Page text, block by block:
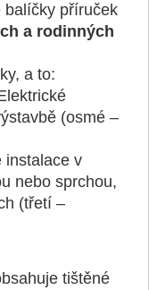
balíčky příruček
a rodinných
a to:
(osmé –
instalace v
nebo sprchou,
(třetí –
tištěné